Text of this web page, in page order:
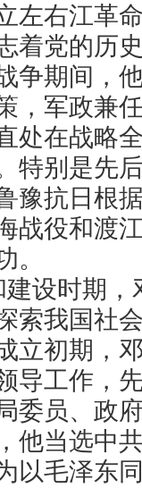
左右江革
着党的历
争期间，
，军政兼
处在战略
特别是先
豫抗日根
战役和渡
。
设时期，
索我国社
立初期，
导工作，
委员、政
他当选中
以毛泽东